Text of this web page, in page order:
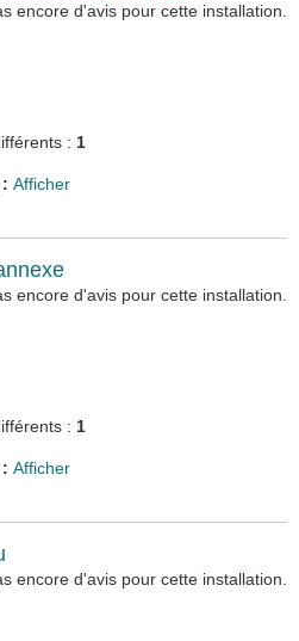
encore d'avis pour cette installation.
: 1
:Afficher
encore d'avis pour cette installation.
: 1
:Afficher
encore d'avis pour cette installation.